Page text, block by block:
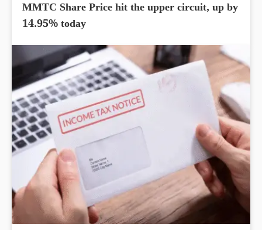
MMTC Share Price hit the upper circuit, up by
14.95% today